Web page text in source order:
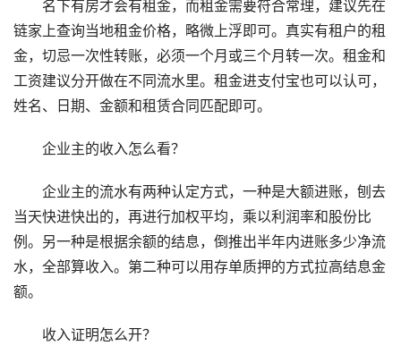
名下有房才会有租金，而租金需要符合常理，建议先在
链家上查询当地租金价格，略微上浮即可。真实有租户的租
金，切忌一次性转账，必须一个月或三个月转一次。租金和
工资建议分开做在不同流水里。租金进支付宝也可以认可，
姓名、日期、金额和租赁合同匹配即可。
企业主的收入怎么看？
企业主的流水有两种认定方式，一种是大额进账，刨去
当天快进快出的，再进行加权平均，乘以利润率和股份比
例。另一种是根据余额的结息，倒推出半年内进账多少净流
水，全部算收入。第二种可以用存单质押的方式拉高结息金
额。
收入证明怎么开？